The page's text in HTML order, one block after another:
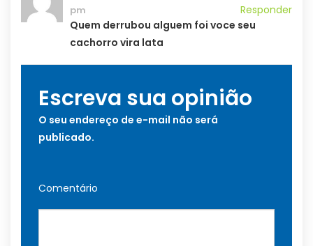
pm
Responder
Quem derrubou alguem foi voce seu
cachorro vira lata
Escreva sua opinião
O seu endereço de e-mail não será
publicado.
Comentário